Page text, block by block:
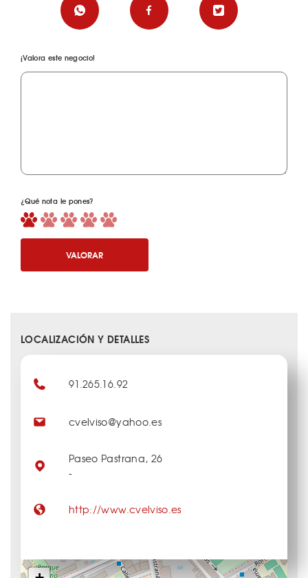
¡Valora este negocio!
¿Qué nota le pones?
VALORAR
LOCALIZACIÓN Y DETALLES
91.265.16.92
cvelviso@yahoo.es
Paseo Pastrana, 26
-
http://www.cvelviso.es